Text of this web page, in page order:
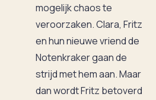
mogelijk chaos te
veroorzaken. Clara, Fritz
en hun nieuwe vriend de
Notenkraker gaan de
strijd met hem aan. Maar
dan wordt Fritz betoverd